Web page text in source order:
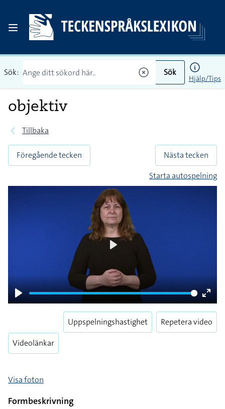
Sök: Sök
Hjälp/Tips
objektiv
Tillbaka
Föregående tecken
Nästa tecken
Starta autospelning
Play
Enter
Videolänkar
Uppspelningshastighet Repetera video
Visa foton
Formbeskrivning